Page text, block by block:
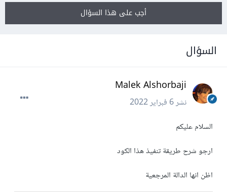
أجب على هذا السؤال
السؤال
Malek Alshorbaji
نشر6 فبراير 2022
السلام عليكم
ارجو شرح طريقة تنفيذ هذا الكود
اظن انها الدالة المرجعية